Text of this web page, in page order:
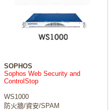
SOPHOS
Sophos Web Security and
ControlStop
WS1000
防火牆/資安/SPAM